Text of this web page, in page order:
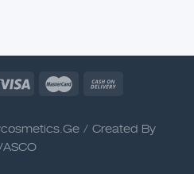
/ Created By